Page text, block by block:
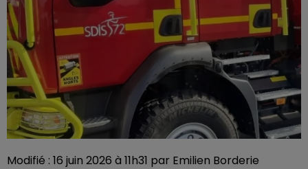
Modifié : 16 juin 2026 à 11h31 par Emilien Borderie